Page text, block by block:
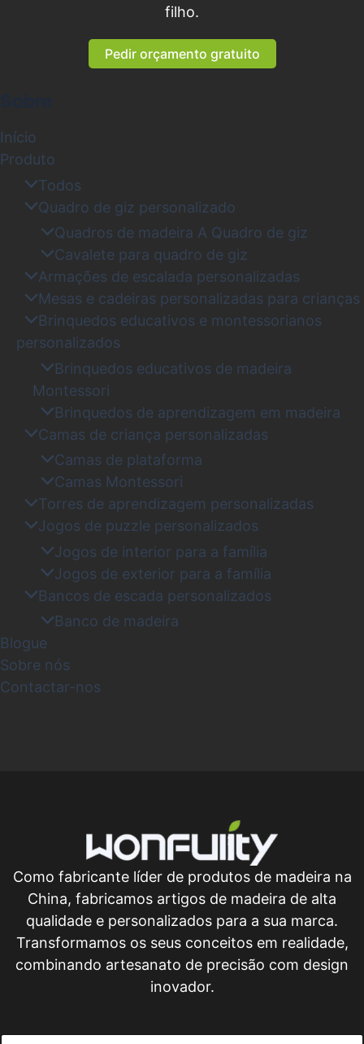
filho.
Pedir orçamento gratuito
Início
Produto
Todos
Quadro de giz personalizado
Quadros de madeira A Quadro de giz
Cavalete para quadro de giz
Armações de escalada personalizadas
Mesas e cadeiras personalizadas para crianças
Brinquedos educativos e montessorianos
personalizados
Brinquedos educativos de madeira
Montessori
Brinquedos de aprendizagem em madeira
Camas de criança personalizadas
Camas de plataforma
Camas Montessori
Torres de aprendizagem personalizadas
Jogos de puzzle personalizados
Jogos de interior para a família
Jogos de exterior para a família
Bancos de escada personalizados
Banco de madeira
Blogue
Sobre nós
Contactar-nos
Como fabricante líder de produtos de madeira na
China, fabricamos artigos de madeira de alta
qualidade e personalizados para a sua marca.
Transformamos os seus conceitos em realidade,
combinando artesanato de precisão com design
inovador.